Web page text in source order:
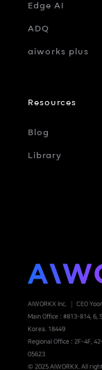
AIWORKX Inc. CEO
Main Office : #813-814, 6,
Korea. 18449
Regional Office : 2F-4F,
05623
© 2025 AIWORKX. All
Edge AI
ADQ
aiworks plus
Resources
Blog
Library